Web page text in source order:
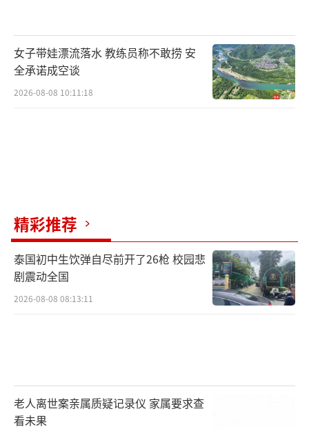
人员仅仅负责安装，作案链条隐蔽，架设人员
每安装一台设备就能获得数百至上千元的报
酬，受利益驱使，不少人铤而走险。
犯罪嫌疑人廖某：我装设备的时候，专门
挑那些门禁不齐全、没人看管的酒店、商户的
弱电井房，接上网线和电线，通话设备就会自
动工作。
女子带娃漂流落水 教练员称不敢捞 安
全承诺成空谈
2026-08-08 10:11:18
精彩推荐
泰国初中生饮弹自尽前开了26枪 校园悲
剧震动全国
2026-08-08 08:13:11
老人离世案亲属质疑记录仪 家属要求查
看未果